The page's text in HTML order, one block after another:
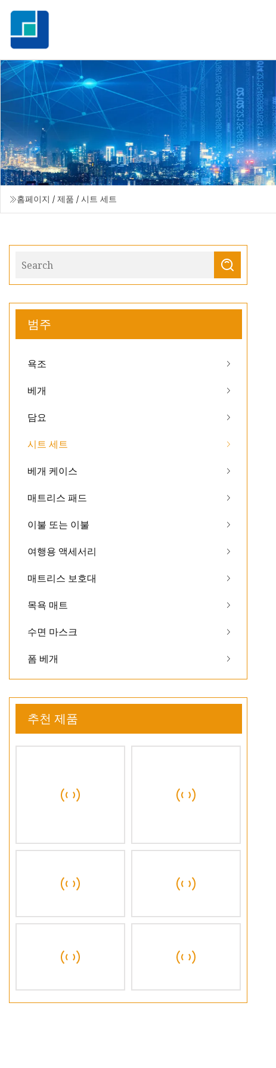
홈페이지 / 제품 / 시트 세트
범주
욕조
베개
담요
시트 세트
베개 케이스
매트리스 패드
이불 또는 이불
여행용 액세서리
매트리스 보호대
목욕 매트
수면 마스크
폼 베개
추천 제품